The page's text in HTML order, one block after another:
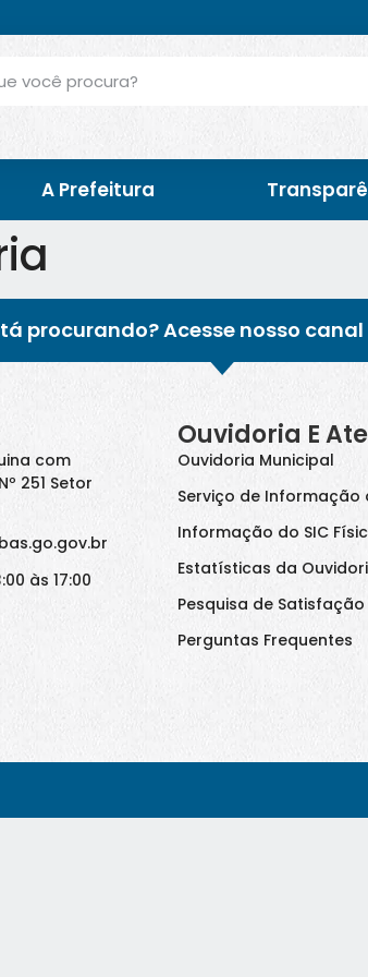
A Prefeitura
procurando? Acesse nosso
com
251 Setor
às 17:00
Ouvidoria E
Ouvidoria Municipal
Serviço de Informação
Informação do SIC
Estatísticas da
Pesquisa de Satisfação
Perguntas Frequentes